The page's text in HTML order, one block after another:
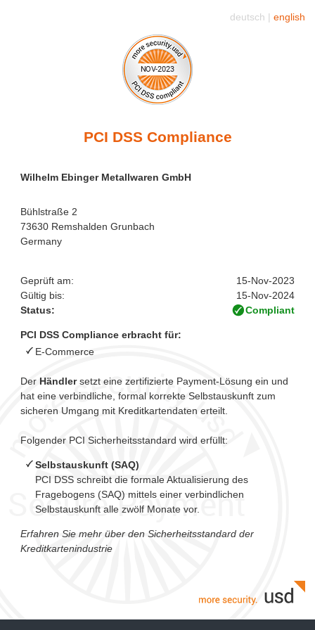
deutsch | english
PCI DSS Compliance
Wilhelm Ebinger Metallwaren GmbH
Bühlstraße 2
73630 Remshalden Grunbach
Germany
Geprüft am:
15-Nov-2023
Gültig bis:
15-Nov-2024
Status:
Compliant
PCI DSS Compliance erbracht für:
E-Commerce
Der Händlersetzt eine zertifizierte Payment-Lösung ein und
hat eine verbindliche, formal korrekte Selbstauskunft zum
sicheren Umgang mit Kreditkartendaten erteilt.
Folgender PCI Sicherheitsstandard wird erfüllt:
Selbstauskunft (SAQ)
PCI DSS schreibt die formale Aktualisierung des
Fragebogens (SAQ) mittels einer verbindlichen
Selbstauskunft alle zwölf Monate vor.
Erfahren Sie mehr über den Sicherheitsstandard der
Kreditkartenindustrie